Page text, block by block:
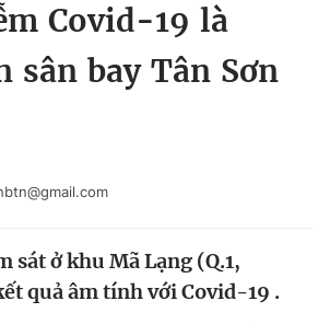
Tin 24h
Covid-19 là
sân bay Tân Sơn
sát ở khu Mã Lạng (Q.1,
quả âm tính với Covid-19 .